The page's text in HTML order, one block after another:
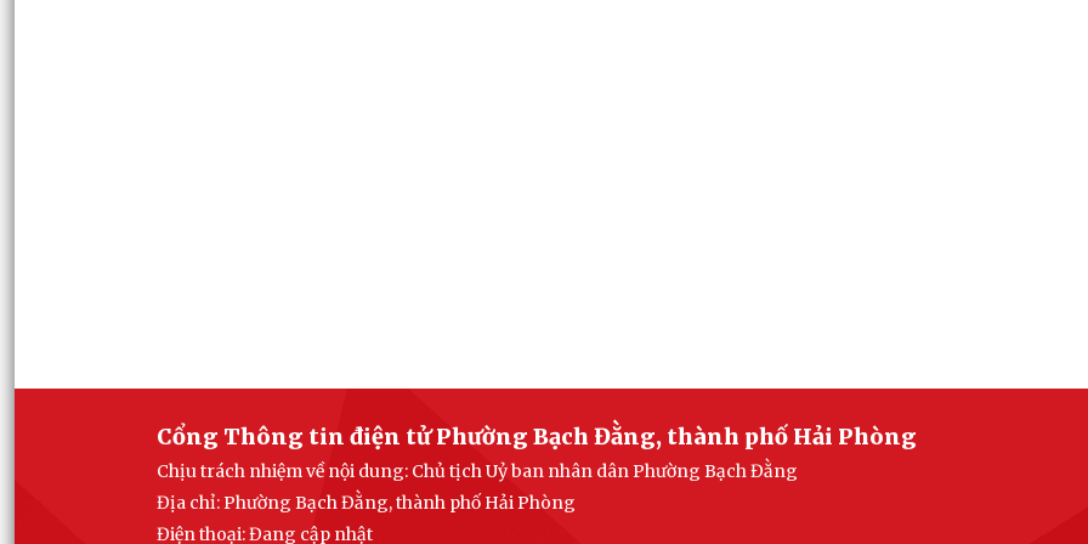
Cổng Thông tin điện tử Phường Bạch Đằng, thành phố Hải Phòng
Chịu trách nhiệm về nội dung: Chủ tịch Uỷ ban nhân dân Phường Bạch Đằng
Địa chỉ: Phường Bạch Đằng, thành phố Hải Phòng
Điện thoại: Đang cập nhật